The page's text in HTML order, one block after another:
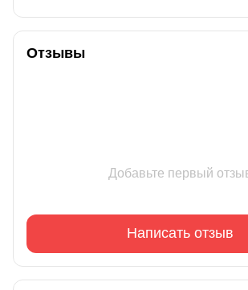
Отзывы
Добавьте первый
Написать отзыв